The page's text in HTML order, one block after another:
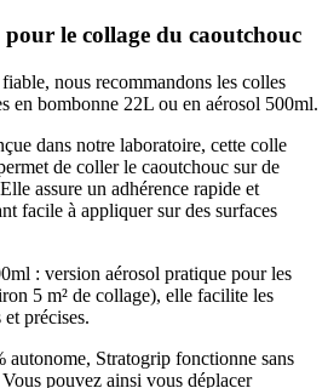
le collage du caoutchouc
nous recommandons les colles
en bombonne 22L ou en aérosol 500ml.
dans notre laboratoire, cette colle
de coller le caoutchouc sur de
assure un adhérence rapide et
facile à appliquer sur des surfaces
: version aérosol pratique pour les
5 m² de collage), elle facilite les
précises.
autonome, Stratogrip fonctionne sans
pouvez ainsi vous déplacer